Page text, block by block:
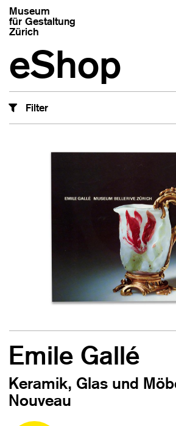
Museum
für Gestaltung
Zürich
eShop
Filter
Emile Gallé
Keramik, Glas und
Nouveau